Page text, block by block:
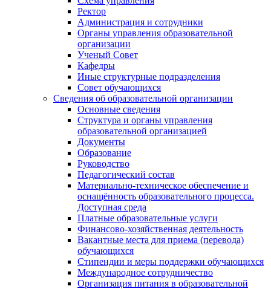
Ректор
Администрация и сотрудники
Органы управления образовательной
организации
Ученый Совет
Кафедры
Иные структурные подразделения
Совет обучающихся
Сведения об образовательной организации
Основные сведения
Структура и органы управления
образовательной организацией
Документы
Образование
Руководство
Педагогический состав
Материально-техническое обеспечение и
оснащённость образовательного процесса.
Доступная среда
Платные образовательные услуги
Финансово-хозяйственная деятельность
Вакантные места для приема (перевода)
обучающихся
Стипендии и меры поддержки обучающихся
Международное сотрудничество
Организация питания в образовательной